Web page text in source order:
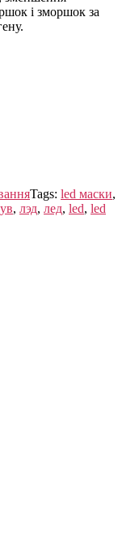
і зморшок за
Tags: led маски,
, лэд, лед, led, led